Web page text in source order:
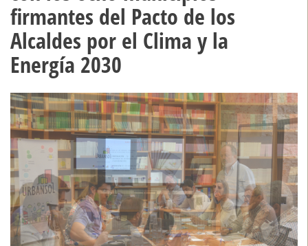
firmantes del Pacto de los
Alcaldes por el Clima y la
Energía 2030